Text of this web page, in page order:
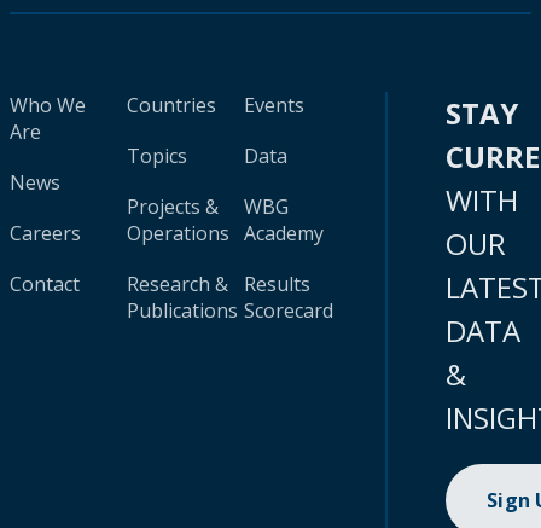
Who We
Are
News
Careers
Contact
Countries
Topics
Projects &
Operations
Research &
Publications
Events
Data
WBG
Academy
Results
Scorecard
STAY
WITH
OUR
DATA
&
Sign